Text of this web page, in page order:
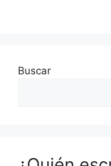
Buscar